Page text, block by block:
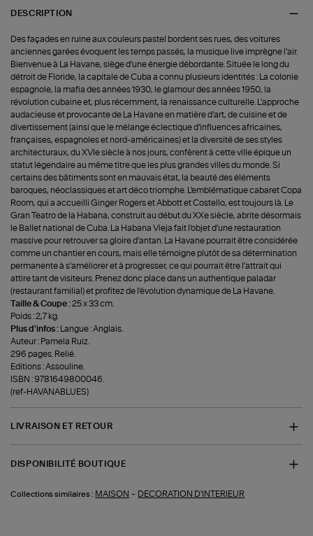
DESCRIPTION
Des façades en ruine aux couleurs pastel bordent ses rues, des voitures
anciennes garées évoquent les temps passés, la musique live imprègne l'air.
Bienvenue à La Havane, siège d'une énergie débordante. Située le long du
détroit de Floride, la capitale de Cuba a connu plusieurs identités : La colonie
espagnole, la mafia des années 1930, le glamour des années 1950, la
révolution cubaine et, plus récemment, la renaissance culturelle. L'approche
audacieuse et provocante de La Havane en matière d'art, de cuisine et de
divertissement (ainsi que le mélange éclectique d'influences africaines,
françaises, espagnoles et nord-américaines) et la diversité de ses styles
architecturaux, du XVIe siècle à nos jours, confèrent à cette ville épique un
statut légendaire au même titre que les plus grandes villes du monde. Si
certains des bâtiments sont en mauvais état, la beauté des éléments
baroques, néoclassiques et art déco triomphe. L'emblématique cabaret Copa
Room, qui a accueilli Ginger Rogers et Abbott et Costello, est toujours là. Le
Gran Teatro de la Habana, construit au début du XXe siècle, abrite désormais
le Ballet national de Cuba. La Habana Vieja fait l'objet d'une restauration
massive pour retrouver sa gloire d'antan. La Havane pourrait être considérée
comme un chantier en cours, mais elle témoigne plutôt de sa détermination
permanente à s'améliorer et à progresser, ce qui pourrait être l'attrait qui
attire tant de visiteurs. Prenez donc place dans un authentique paladar
(restaurant familial) et profitez de l'évolution dynamique de La Havane.
Taille & Coupe :25 x 33 cm.
Poids : 2,7 kg.
Plus d'infos :
Langue : Anglais.
Auteur : Pamela Ruiz.
296 pages. Relié.
Editions : Assouline.
ISBN : 9781649800046.
(ref-HAVANABLUES)
LIVRAISON ET RETOUR
DISPONIBILITÉ BOUTIQUE
Collections similaires : MAISON - DECORATION D'INTERIEUR